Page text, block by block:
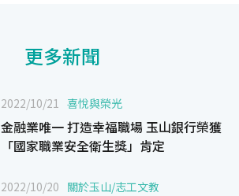
更多新聞
2022/10/21 喜悅與榮光
金融業唯一 打造幸福職場 玉山銀行榮獲
「國家職業安全衛生獎」肯定
2022/10/20 關於玉山/志工文教